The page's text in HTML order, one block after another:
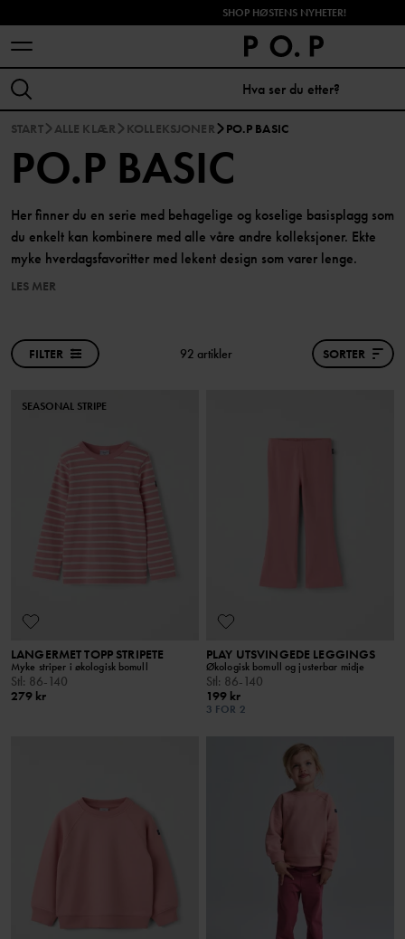
SHOP HØSTENS NYHETER!
START ALLE KLÆR KOLLEKSJONER PO.P BASIC
PO.P BASIC
Her finner du en serie med behagelige og koselige basisplagg som
du enkelt kan kombinere med alle våre andre kolleksjoner. Ekte
myke hverdagsfavoritter med lekent design som varer lenge.
LES MER
FILTER 92 artikler SORTER
SEASONAL STRIPE
LANGERMET TOPP STRIPETE
Myke striper i økologisk bomull
Stl : 86-140
279 kr
PLAY UTSVINGEDE LEGGINGS
Økologisk bomull og justerbar midje
Stl : 86-140
199 kr
3 FOR 2